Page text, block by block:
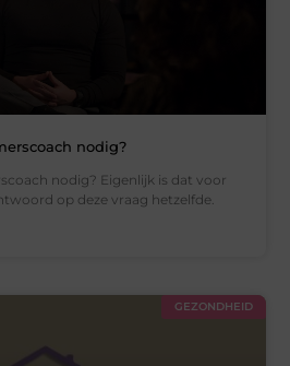
nodig?
nodig? Eigenlijk is dat voor
op deze vraag hetzelfde.
GEZONDHEID